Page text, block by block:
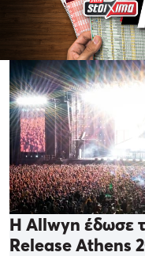
Η Allwyn έδωσε
Release Athens